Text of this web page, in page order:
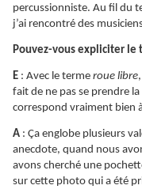
percussionniste. Au fil du
j’ai rencontré des
Pouvez-vous expliciter le
E : Avec le terme roue libre
fait de ne pas se prendre
correspond vraiment bien
A : Ça englobe plusieurs
anecdote, quand nous
avons cherché une
sur cette photo qui a été